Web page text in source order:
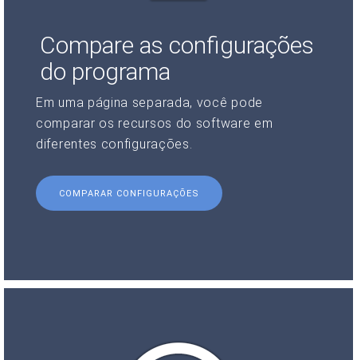
Compare as configurações
do programa
Em uma página separada, você pode
comparar os recursos do software em
diferentes configurações.
COMPARAR CONFIGURAÇÕES